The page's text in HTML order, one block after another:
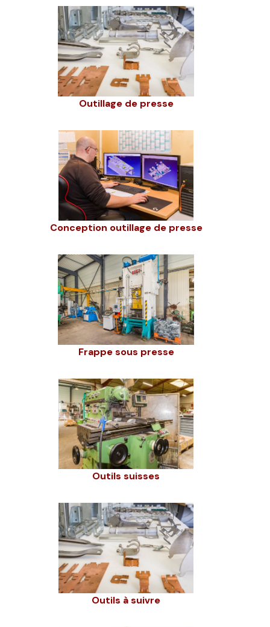
Outillage de presse
Conception outillage de presse
Frappe sous presse
Outils suisses
Outils à suivre